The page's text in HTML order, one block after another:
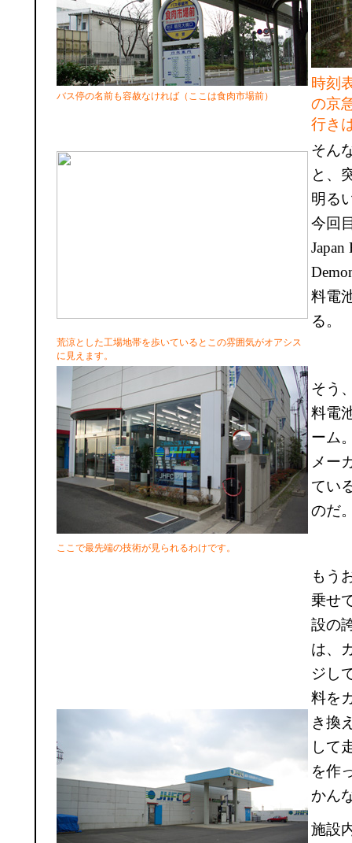
バス停の名前も容赦なければ（ここは食肉市場前）
時刻
の京
行き
そん
と、
明る
今回
料電
る。
荒涼とした工場地帯を歩いているとこの雰囲気がオアシス
に見えます。
そう
料電
ーム
メー
てい
のだ
ここで最先端の技術が見られるわけです。
もう
乗せ
設の
は、
ジし
料を
き換
して
を作
かん
施設